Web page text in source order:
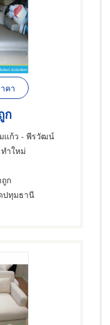
คา
ก
แก้ว - พีรวัฒน์
ำใหม่
ก
ปทุมธานี